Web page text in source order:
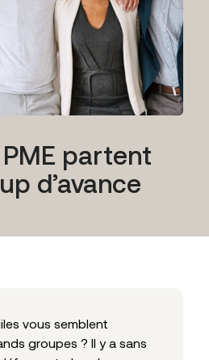
partent
d’avance
vous semblent
groupes ? Il y a sans